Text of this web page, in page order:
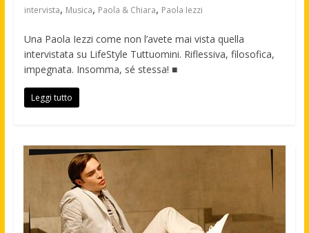
intervista, Musica, Paola & Chiara, Paola Iezzi
Una Paola Iezzi come non l’avete mai vista quella
intervistata su LifeStyle Tuttuomini. Riflessiva, filosofica,
impegnata. Insomma, sé stessa! ■
Leggi tutto